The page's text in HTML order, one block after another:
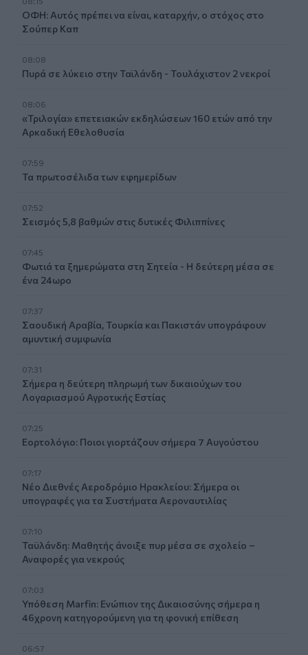
ΟΦΗ: Αυτός πρέπει να είναι, καταρχήν, ο στόχος στο
Σούπερ Καπ
08:08
Πυρά σε λύκειο στην Ταϊλάνδη - Τουλάχιστον 2 νεκροί
08:06
«Τριλογία» επετειακών εκδηλώσεων 160 ετών από την
Αρκαδική Εθελοθυσία
07:59
Τα πρωτοσέλιδα των εφημερίδων
07:52
Σεισμός 5,8 βαθμών στις δυτικές Φιλιππίνες
07:45
Φωτιά τα ξημερώματα στη Σητεία - Η δεύτερη μέσα σε
ένα 24ωρο
07:37
Σαουδική Αραβία, Τουρκία και Πακιστάν υπογράφουν
αμυντική συμφωνία
07:31
Σήμερα η δεύτερη πληρωμή των δικαιούχων του
Λογαριασμού Αγροτικής Εστίας
07:25
Εορτολόγιο: Ποιοι γιορτάζουν σήμερα 7 Αυγούστου
07:17
Νέο Διεθνές Αεροδρόμιο Ηρακλείου: Σήμερα οι
υπογραφές για τα Συστήματα Αεροναυτιλίας
07:10
Ταϋλάνδη: Μαθητής άνοιξε πυρ μέσα σε σχολείο –
Αναφορές για νεκρούς
07:03
Υπόθεση Marfin: Ενώπιον της Δικαιοσύνης σήμερα η
46χρονη κατηγορούμενη για τη φονική επίθεση
06:57